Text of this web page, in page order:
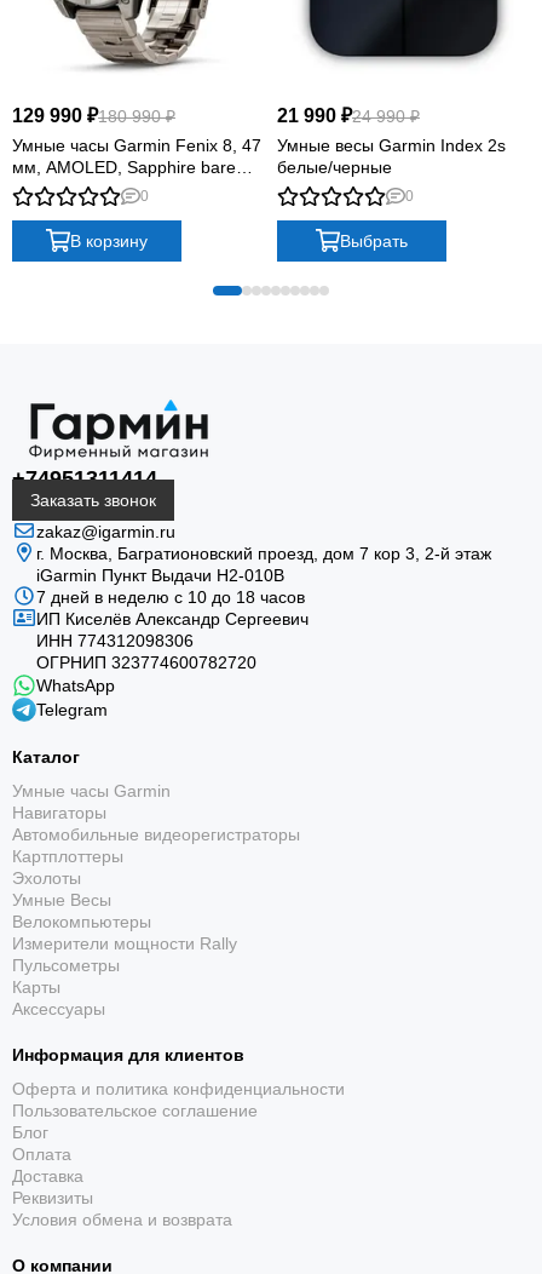
129 990 ₽180 990 ₽
Умные часы Garmin Fenix 8, 47
мм, AMOLED, Sapphire bare
Titanium, graphite with titanium
band plus graphite silicone band
0
В корзину
21 990 ₽24 990 ₽
Умные весы Garmin Index 2s
белые/черные
0
Выбрать
+74951311414
Заказать звонок
zakaz@igarmin.ru
г. Москва, Багратионовский проезд, дом 7 кор 3, 2-й этаж
iGarmin Пункт Выдачи Н2-010В
7 дней в неделю с 10 до 18 часов
ИП Киселёв Александр Сергеевич
ИНН 774312098306
ОГРНИП 323774600782720
WhatsApp
Telegram
Каталог
Умные часы Garmin
Навигаторы
Автомобильные видеорегистраторы
Картплоттеры
Эхолоты
Умные Весы
Велокомпьютеры
Измерители мощности Rally
Пульсометры
Карты
Аксессуары
Информация для клиентов
Оферта и политика конфиденциальности
Пользовательское соглашение
Блог
Оплата
Доставка
Реквизиты
Условия обмена и возврата
О компании